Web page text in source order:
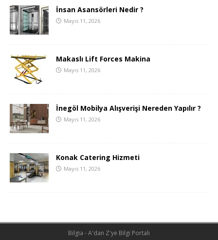
İnsan Asansörleri Nedir ?
Mayıs 11, 2026
Makaslı Lift Forces Makina
Mayıs 11, 2026
İnegöl Mobilya Alışverişi Nereden Yapılır ?
Mayıs 11, 2026
Konak Catering Hizmeti
Mayıs 11, 2026
Bilgia - A'dan Z'ye Bilgi Portalı